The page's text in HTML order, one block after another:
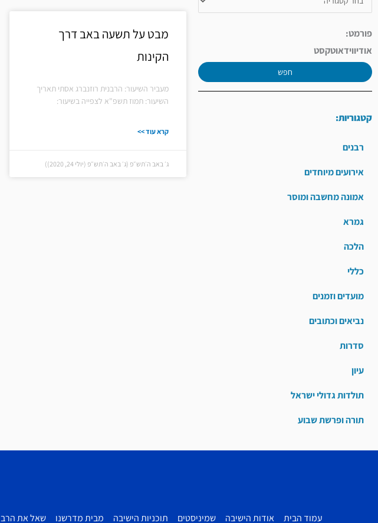
פורמט:
אודיווידאוטקסט
חפש
קטגוריות:
רבנים
אירועים מיוחדים
אמונה מחשבה ומוסר
גמרא
הלכה
כללי
מועדים וזמנים
נביאים וכתובים
סדרות
עיון
תולדות גדולי ישראל
תורה ופרשת שבוע
מבט על תשעה באב דרך
הקינות
מעביר השיעור: הרבנית רוזנברג אסתי תאריך
השיעור: תמוז תשפ"א לצפייה בשיעור:
קרא עוד >>
ג׳ באב ה׳תש״פ (ג׳ באב ה׳תש״פ (יולי 24, 2020))
עמוד הבית אודות הישיבה שמיניסטים תוכניות הישיבה מבית מדרשנו שאל את הרב